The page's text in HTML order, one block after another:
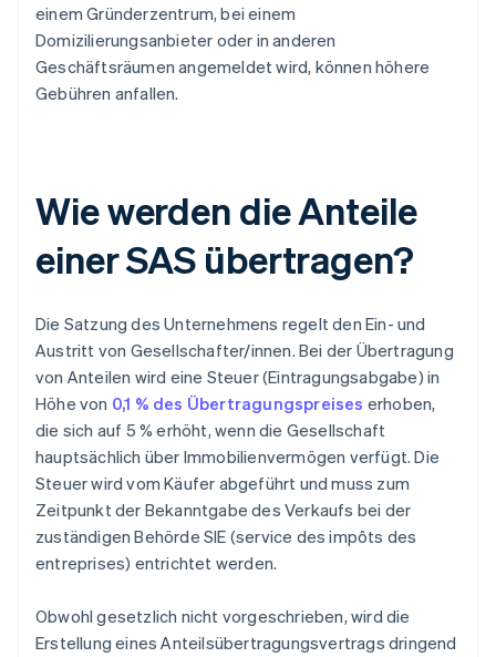
einem Gründerzentrum, bei einem
Domizilierungsanbieter oder in anderen
Geschäftsräumen angemeldet wird, können höhere
Gebühren anfallen.
Wie werden die Anteile
einer SAS übertragen?
Die Satzung des Unternehmens regelt den Ein- und
Austritt von Gesellschafter/innen. Bei der Übertragung
von Anteilen wird eine Steuer (Eintragungsabgabe) in
Höhe von 0,1 % des Übertragungspreises erhoben,
die sich auf 5 % erhöht, wenn die Gesellschaft
hauptsächlich über Immobilienvermögen verfügt. Die
Steuer wird vom Käufer abgeführt und muss zum
Zeitpunkt der Bekanntgabe des Verkaufs bei der
zuständigen Behörde SIE (service des impôts des
entreprises) entrichtet werden.
Obwohl gesetzlich nicht vorgeschrieben, wird die
Erstellung eines Anteilsübertragungsvertrags dringend